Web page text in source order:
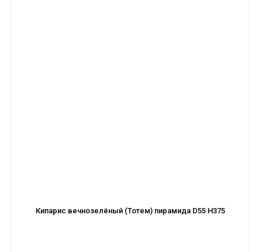
Кипарис вечнозелёный (Тотем) пирамида D55 H375